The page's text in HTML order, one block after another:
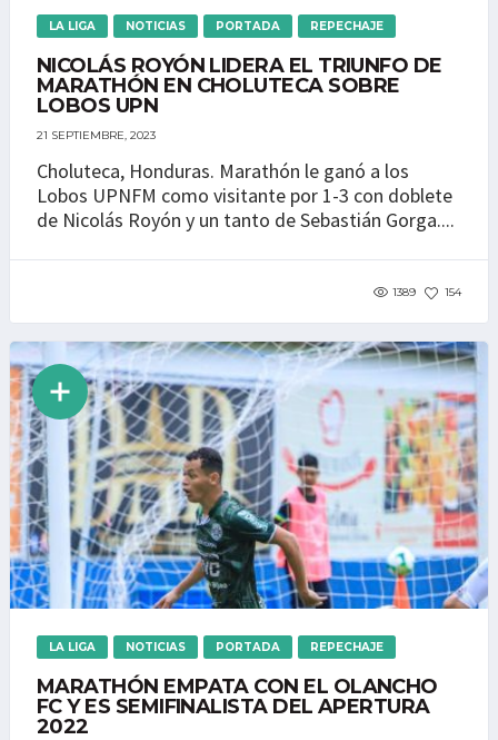
LA LIGA NOTICIAS PORTADA REPECHAJE
NICOLÁS ROYÓN LIDERA EL TRIUNFO DE
MARATHÓN EN CHOLUTECA SOBRE
LOBOS UPN
21 SEPTIEMBRE, 2023
Choluteca, Honduras. Marathón le ganó a los
Lobos UPNFM como visitante por 1-3 con doblete
de Nicolás Royón y un tanto de Sebastián Gorga....
1389 154
LA LIGA NOTICIAS PORTADA REPECHAJE
MARATHÓN EMPATA CON EL OLANCHO
FC Y ES SEMIFINALISTA DEL APERTURA
2022